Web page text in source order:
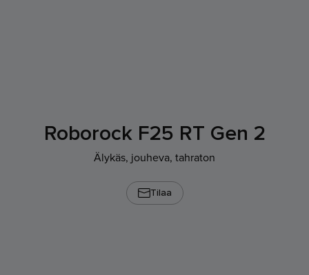
Roborock F25 RT Gen 2
Älykäs, jouheva, tahraton
Tilaa